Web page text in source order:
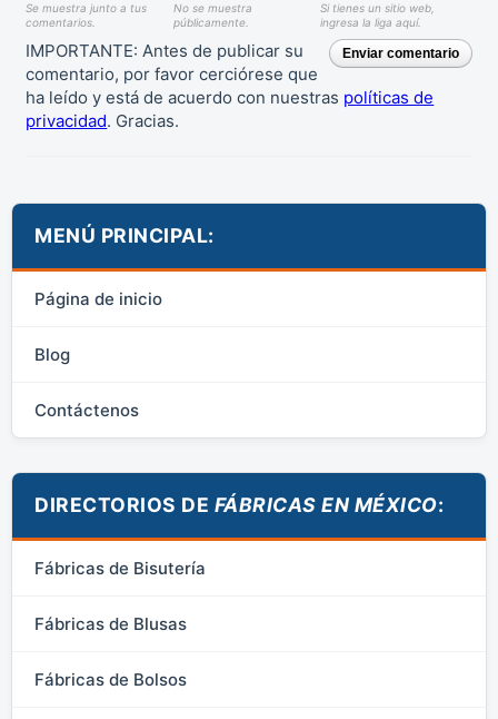
Se muestra junto a tus
comentarios.
No se muestra
públicamente.
Si tienes un sitio web,
ingresa la liga aquí.
Enviar comentario
IMPORTANTE: Antes de publicar su
comentario, por favor cerciórese que
ha leído y está de acuerdo con nuestras políticas de
privacidad. Gracias.
MENÚ PRINCIPAL:
Página de inicio
Blog
Contáctenos
DIRECTORIOS DE FÁBRICAS EN MÉXICO:
Fábricas de Bisutería
Fábricas de Blusas
Fábricas de Bolsos